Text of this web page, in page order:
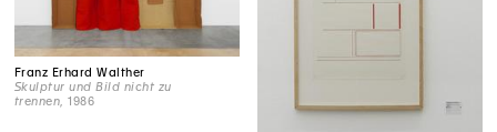
Franz Erhard Walther
Skulptur und Bild nicht zu
trennen , 1986